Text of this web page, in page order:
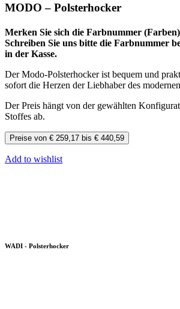
MODO – Polsterhocker
Merken Sie sich die Farbnummer
Schreiben Sie uns bitte die Farbnummer
in der Kasse.
Der Modo-Polsterhocker ist bequem und
sofort die Herzen der Liebhaber des
Der Preis hängt von der gewählten
Stoffes ab.
Preise von € 259,17 bis € 440,59
Add to wishlist
WADI - Polsterhocker